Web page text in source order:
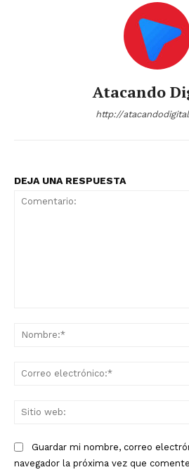
Atacando
http://
DEJA UNA RESPUESTA
Guardar mi nombre, correo
navegador la próxima vez que